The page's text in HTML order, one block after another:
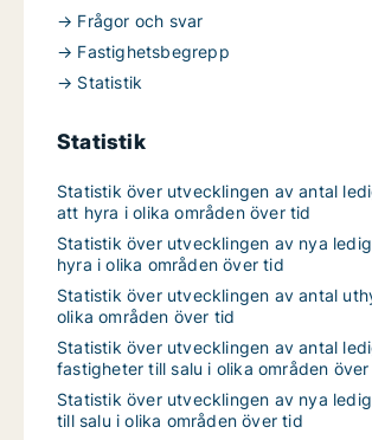
→ Frågor och svar
→ Fastighetsbegrepp
→ Statistik
Statistik
Statistik över utvecklingen av antal
att hyra i olika områden över tid
Statistik över utvecklingen av nya
hyra i olika områden över tid
Statistik över utvecklingen av antal
olika områden över tid
Statistik över utvecklingen av antal
fastigheter till salu i olika områden
Statistik över utvecklingen av nya
till salu i olika områden över tid